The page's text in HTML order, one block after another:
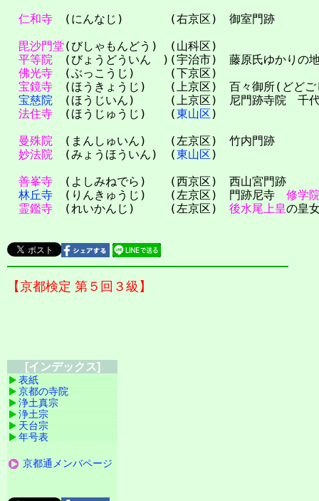
仁和寺 (にんなじ) (右京区) 御室門跡
毘沙門堂 (びしゃもんどう) (山科区)
平等院 (びょうどういん )(宇治市) 藤原氏ゆかりの
佛光寺 (ぶっこうじ) (下京区)
宝鏡寺 (ほうきょうじ) (上京区) 百々御所(どどご
宝慈院 (ほうじいん) (上京区) 尼門跡寺院 千代
法住寺 (ほうじゅうじ) (東山区 )
曼殊院 (まんしゅいん) (左京区) 竹内門跡
妙法院 (みょうほういん) (東山区 )
善峯寺 (よしみねでら) (西京区) 西山宮門跡
林丘寺 (りんきゅうじ) (左京区) 門跡尼寺 修学
霊鑑寺 (れいかんじ) (左京区) 後水尾上皇の皇
【京都検定 第５回３級】
[インデックス]
表紙
京都の寺院
浄土真宗
浄土宗
天台宗
年号表
京都通メンバページ